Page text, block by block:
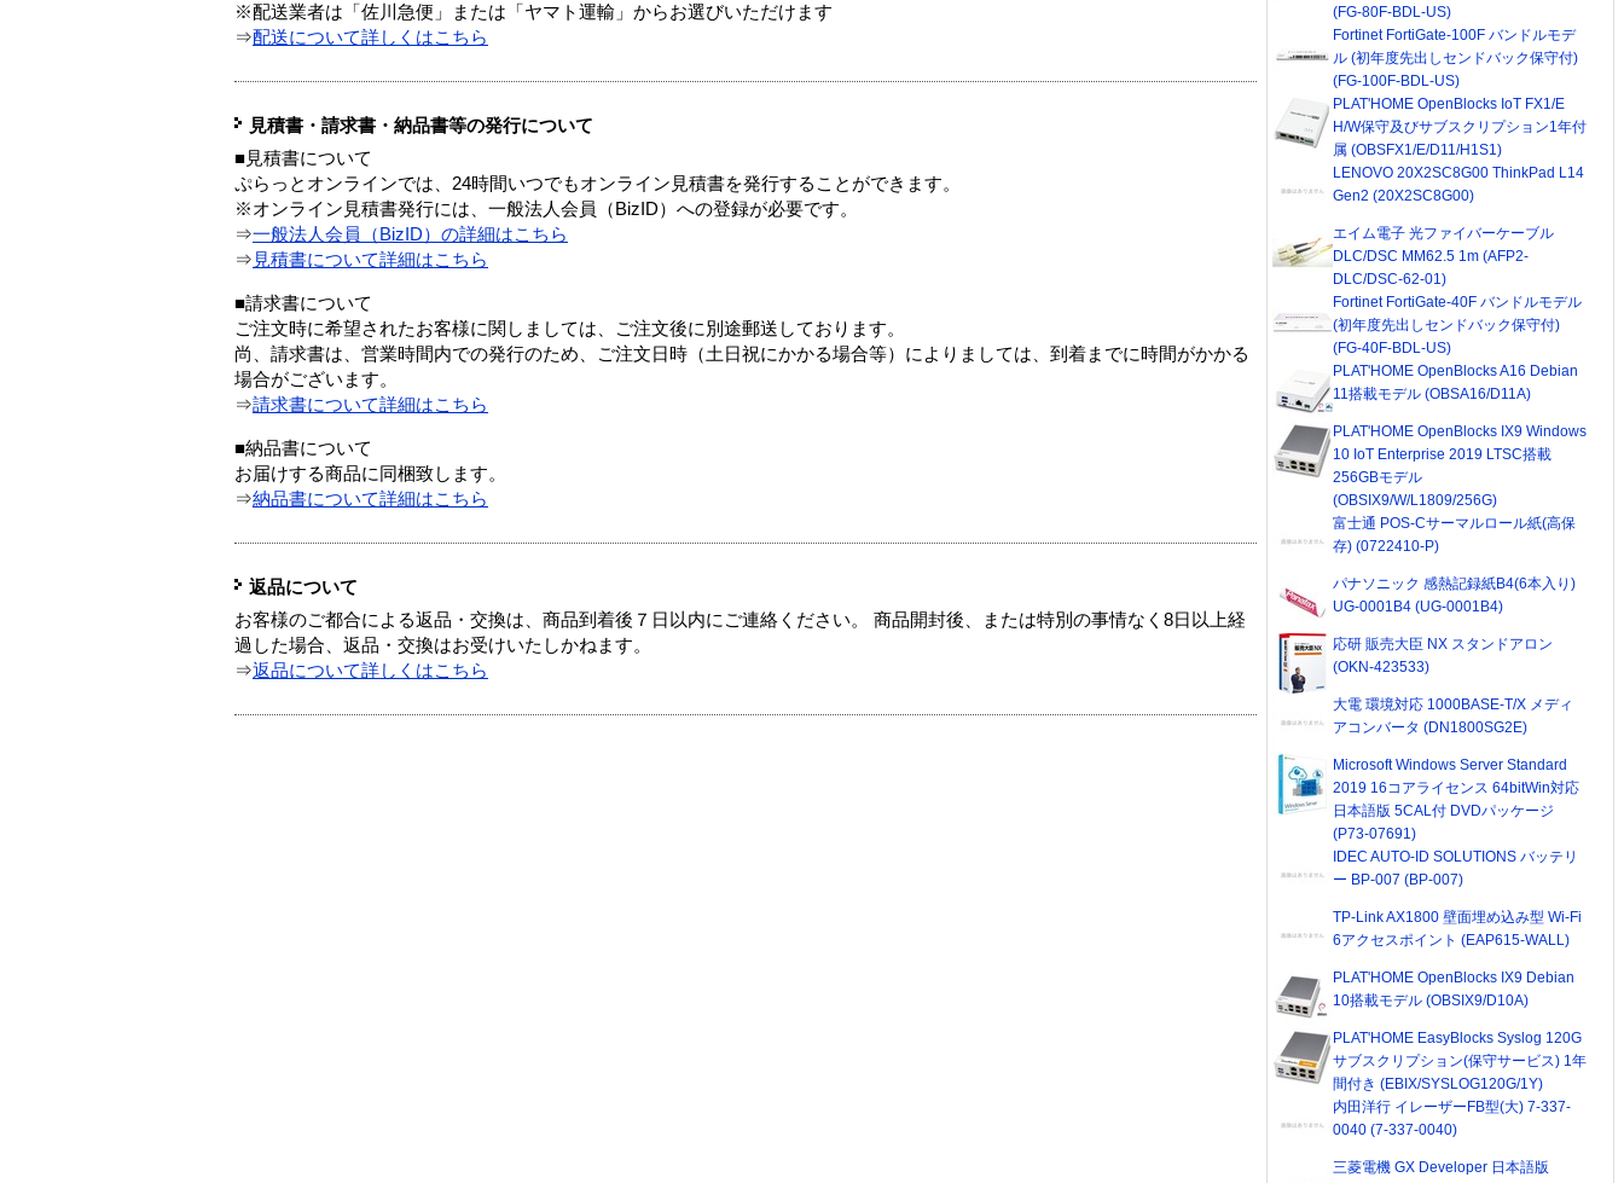
※配送業者は「佐川急便」または「ヤマト運輸」からお選びいただけます
⇒配送について詳しくはこちら
見積書・請求書・納品書等の発行について
■見積書について
ぷらっとオンラインでは、24時間いつでもオンライン見積書を発行することができます。
※オンライン見積書発行には、一般法人会員（BizID）への登録が必要です。
⇒一般法人会員（BizID）の詳細はこちら
⇒ 見積書について詳細はこちら
■請求書について
ご注文時に希望されたお客様に関しましては、ご注文後に別途郵送しております。
尚、請求書は、営業時間内での発行のため、ご注文日時（土日祝にかかる場合等）によりましては、到着までに時間がかかる
場合がございます。
⇒請求書について詳細はこちら
■納品書について
お届けする商品に同梱致します。
⇒納品書について詳細はこちら
返品について
お客様のご都合による返品・交換は、商品到着後７日以内にご連絡ください。 商品開封後、または特別の事情なく8日以上経
過した場合、返品・交換はお受けいたしかねます。
⇒返品について詳しくはこちら
(FG-80F-BDL-US)
Fortinet FortiGate-100F バンドルモデ
ル (初年度先出しセンドバック保守付)
(FG-100F-BDL-US)
PLAT'HOME OpenBlocks IoT FX1/E
H/W保守及びサブスクリプション1年付
属 (OBSFX1/E/D11/H1S1)
LENOVO 20X2SC8G00 ThinkPad L14
Gen2 (20X2SC8G00)
エイム電子 光ファイバーケーブル
DLC/DSC MM62.5 1m (AFP2-
DLC/DSC-62-01)
Fortinet FortiGate-40F バンドルモデル
(初年度先出しセンドバック保守付)
(FG-40F-BDL-US)
PLAT'HOME OpenBlocks A16 Debian
11搭載モデル (OBSA16/D11A)
PLAT'HOME OpenBlocks IX9 Windows
10 IoT Enterprise 2019 LTSC搭載
256GBモデル
(OBSIX9/W/L1809/256G)
富士通 POS-Cサーマルロール紙(高保
存) (0722410-P)
パナソニック 感熱記録紙B4(6本入り)
UG-0001B4 (UG-0001B4)
応研 販売大臣 NX スタンドアロン
(OKN-423533)
大電 環境対応 1000BASE-T/X メディ
アコンバータ (DN1800SG2E)
Microsoft Windows Server Standard
2019 16コアライセンス 64bitWin対応
日本語版 5CAL付 DVDパッケージ
(P73-07691)
IDEC AUTO-ID SOLUTIONS バッテリ
ー BP-007 (BP-007)
TP-Link AX1800 壁面埋め込み型 Wi-Fi
6アクセスポイント (EAP615-WALL)
PLAT'HOME OpenBlocks IX9 Debian
10搭載モデル (OBSIX9/D10A)
PLAT'HOME EasyBlocks Syslog 120G
サブスクリプション(保守サービス) 1年
間付き (EBIX/SYSLOG120G/1Y)
内田洋行 イレーザーFB型(大) 7-337-
0040 (7-337-0040)
三菱電機 GX Developer 日本語版